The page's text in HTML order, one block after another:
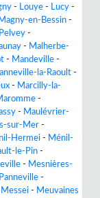
- Louye - Lucy -
Magny-en-Bessin -
-
- Malherbe-
- Mandeville -
la-Raoult -
- Marcilly-la-
-
- Maulévrier-
sur-Mer -
Hermei - Ménil-
le-Pin -
- Mesnières-
-
Messei - Meuvaines